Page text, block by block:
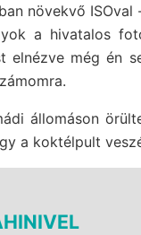
növekvő
a hivatalos
elnézve még én
állomáson
a koktélpult